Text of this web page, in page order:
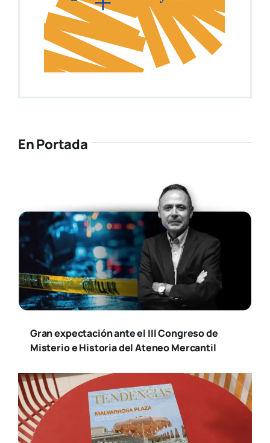
En Portada
Gran expectación ante el III Congreso de
Misterio e Historia del Ateneo Mercantil